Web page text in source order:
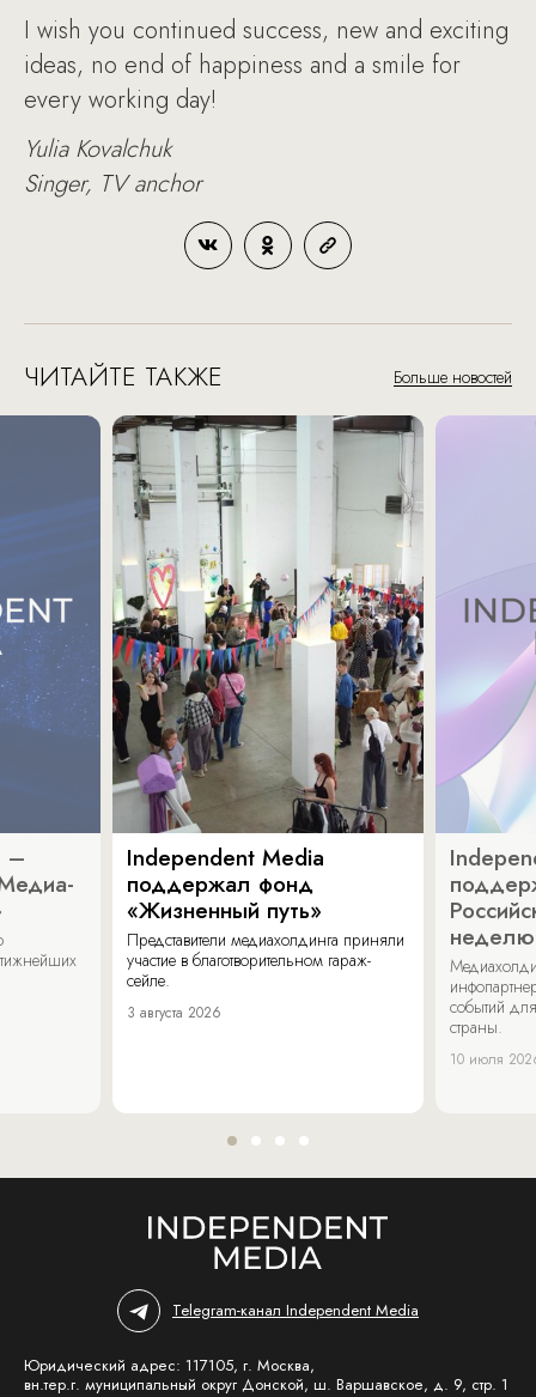
I wish you continued success, new and exciting
ideas, no end of happiness and a smile for
every working day!
Yulia Kovalchuk
Singer, TV anchor
ЧИТАЙТЕ ТАКЖЕ Больше новостей
–
Independent Media
поддержал фонд
«Жизненный путь»
Представители медиахолдинга приняли
участие в благотворительном гараж-
сейле.
3 августа 2026
неделю
событий
страны.
10 июля
Telegram-канал Independent Media
Юридический адрес: 117105, г. Москва,
вн.тер.г. муниципальный округ Донской, ш. Варшавское, д. 9, стр. 1